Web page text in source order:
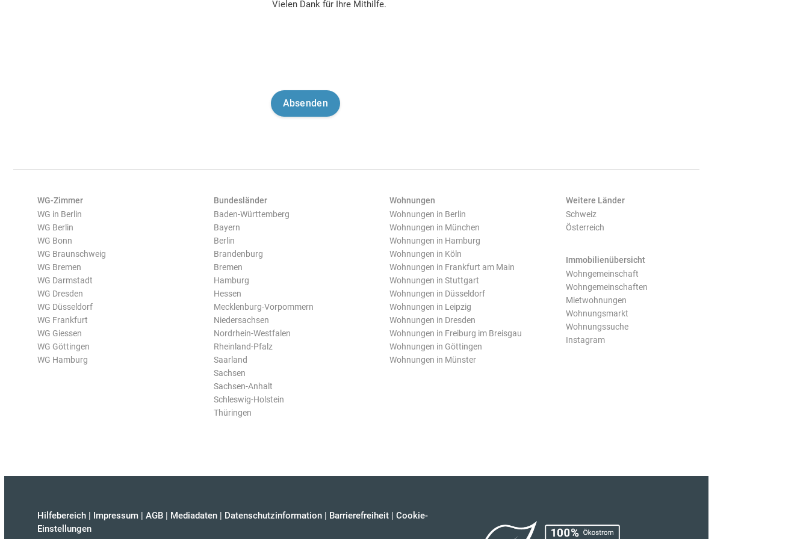
Vielen Dank für Ihre Mithilfe.
WG-Zimmer
WG in Berlin
WG Berlin
WG Bonn
WG Braunschweig
WG Bremen
WG Darmstadt
WG Dresden
WG Düsseldorf
WG Frankfurt
WG Giessen
WG Göttingen
WG Hamburg
Bundesländer
Baden-Württemberg
Bayern
Berlin
Brandenburg
Bremen
Hamburg
Hessen
Mecklenburg-Vorpommern
Niedersachsen
Nordrhein-Westfalen
Rheinland-Pfalz
Saarland
Sachsen
Sachsen-Anhalt
Schleswig-Holstein
Thüringen
Wohnungen
Wohnungen in Berlin
Wohnungen in München
Wohnungen in Hamburg
Wohnungen in Köln
Wohnungen in Frankfurt am Main
Wohnungen in Stuttgart
Wohnungen in Düsseldorf
Wohnungen in Leipzig
Wohnungen in Dresden
Wohnungen in Freiburg im Breisgau
Wohnungen in Göttingen
Wohnungen in Münster
Weitere Länder
Schweiz
Österreich
Immobilienübersicht
Wohngemeinschaft
Wohngemeinschaften
Mietwohnungen
Wohnungsmarkt
Wohnungssuche
Instagram
Hilfebereich | Impressum | AGB | Mediadaten | Datenschutzinformation | Barrierefreiheit | Cookie-
Einstellungen